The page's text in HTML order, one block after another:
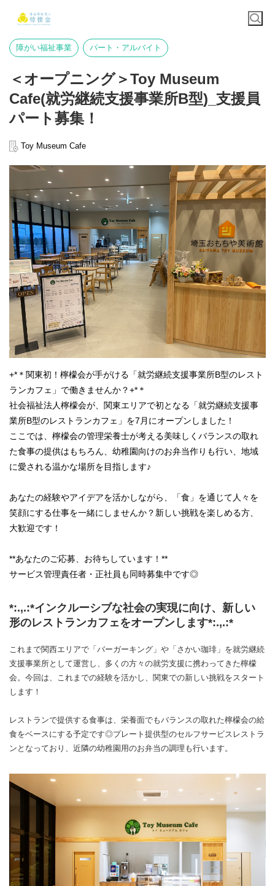
障がい福祉事業 パート・アルバイト
＜オープニング＞Toy Museum
Cafe(就労継続支援事業所B型)_支援員
パート募集！
Toy Museum Cafe
+*＊関東初！檸檬会が手がける「就労継続支援事業所B型のレスト
ランカフェ」で働きませんか？+*＊
社会福祉法人檸檬会が、関東エリアで初となる「就労継続支援事
業所B型のレストランカフェ」を7月にオープンしました！
ここでは、檸檬会の管理栄養士が考える美味しくバランスの取れ
た食事の提供はもちろん、幼稚園向けのお弁当作りも行い、地域
に愛される温かな場所を目指します♪
あなたの経験やアイデアを活かしながら、「食」を通じて人々を
笑顔にする仕事を一緒にしませんか？新しい挑戦を楽しめる方、
大歓迎です！
**あなたのご応募、お待ちしています！**
サービス管理責任者・正社員も同時募集中です◎
*:.,.:*インクルーシブな社会の実現に向け、新しい
形のレストランカフェをオープンします*:.,.:*
これまで関西エリアで「バーガーキング」や「さかい珈琲」を就労継続
支援事業所として運営し、多くの方々の就労支援に携わってきた檸檬
会。今回は、これまでの経験を活かし、関東での新しい挑戦をスタート
します！
レストランで提供する食事は、栄養面でもバランスの取れた檸檬会の給
食をベースにする予定です◎プレート提供型のセルフサービスレストラ
ンとなっており、近隣の幼稚園用のお弁当の調理も行います。